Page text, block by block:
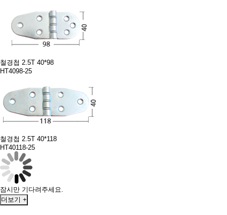
철경첩 2.5T 40*98
HT4098-25
철경첩 2.5T 40*118
HT40118-25
잠시만 기다려주세요.
더보기 +